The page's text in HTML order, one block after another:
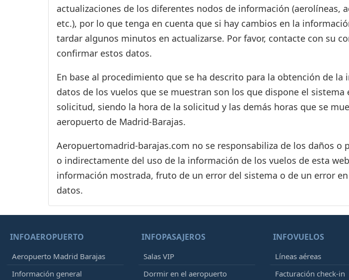
actualizaciones de los diferentes nodos de información (aerolíneas,
etc.), por lo que tenga en cuenta que si hay cambios en la
tardar algunos minutos en actualizarse. Por favor, contacte con su
confirmar estos datos.
En base al procedimiento que se ha descrito para la obtención de la
datos de los vuelos que se muestran son los que dispone el
solicitud, siendo la hora de la solicitud y las demás horas que se
aeropuerto de Madrid-Barajas.
Aeropuertomadrid-barajas.com no se responsabiliza de los daños o
o indirectamente del uso de la información de los vuelos de esta
información mostrada, fruto de un error del sistema o de un error
datos.
INFOAEROPUERTO
Aeropuerto Madrid Barajas
Información general
INFOPASAJEROS
Salas VIP
Dormir en el aeropuerto
INFOVUELOS
Líneas aéreas
Facturación check-in